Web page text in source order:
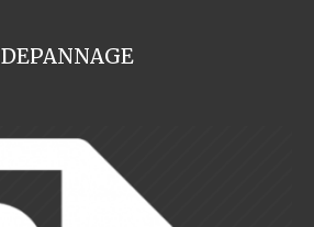
DEPANNAGE